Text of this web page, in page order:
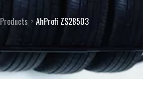
Products AhProfi ZS28503